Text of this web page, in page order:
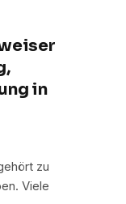
in
zu
Viele